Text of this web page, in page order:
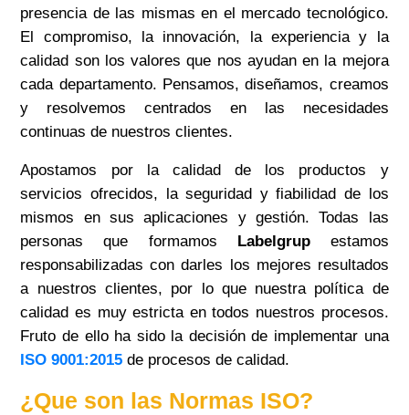
presencia de las mismas en el mercado tecnológico.
El compromiso, la innovación, la experiencia y la
calidad son los valores que nos ayudan en la mejora
cada departamento. Pensamos, diseñamos, creamos
y resolvemos centrados en las necesidades
continuas de nuestros clientes.
Apostamos por la calidad de los productos y
servicios ofrecidos, la seguridad y fiabilidad de los
mismos en sus aplicaciones y gestión. Todas las
personas que formamos Labelgrupestamos
responsabilizadas con darles los mejores resultados
a nuestros clientes, por lo que nuestra política de
calidad es muy estricta en todos nuestros procesos.
Fruto de ello ha sido la decisión de implementar una
ISO 9001:2015 de procesos de calidad.
¿Que son las Normas ISO?